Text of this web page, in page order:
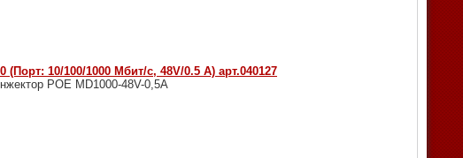
(Порт: 10/100/1000 Мбит/с, 48V/0.5 А) арт.040127
POE MD1000-48V-0,5A